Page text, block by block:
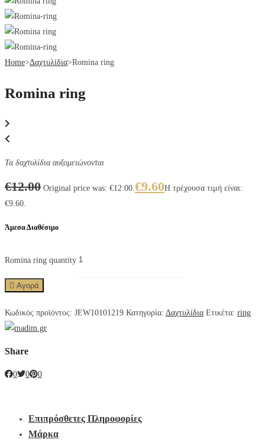
Home>Δαχτυλίδια>Romina ring
Romina ring
Τα δαχτυλίδια αυξομειώνονται
€12.00 Original price was: €12.00. €9.60Η τρέχουσα τιμή είναι:
€9.60.
Άμεσα Διαθέσιμο
Romina ring quantity
Αγορά
Κωδικός προϊόντος: JEW10101219 Κατηγορία: Δαχτυλίδια Ετικέτα: ring
Share
0 0 0
Επιπρόσθετες Πληροφορίες
Μάρκα